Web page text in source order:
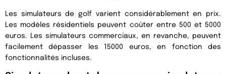
Les simulateurs de golf varient considérablement en prix.
Les modèles résidentiels peuvent coûter entre 500 et 5000
euros. Les simulateurs commerciaux, en revanche, peuvent
facilement dépasser les 15000 euros, en fonction des
fonctionnalités incluses.